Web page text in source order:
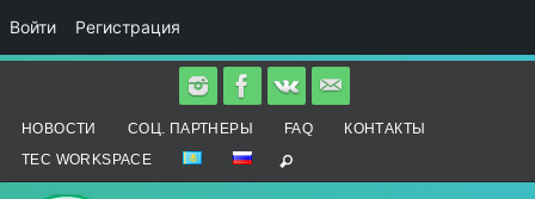
содержимому
Войти Регистрация
НОВОСТИ СОЦ. ПАРТНЕРЫ FAQ
КОНТАКТЫ
TEC WORKSPACE